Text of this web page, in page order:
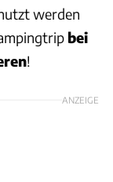
werden
bei
!
ANZEIGE